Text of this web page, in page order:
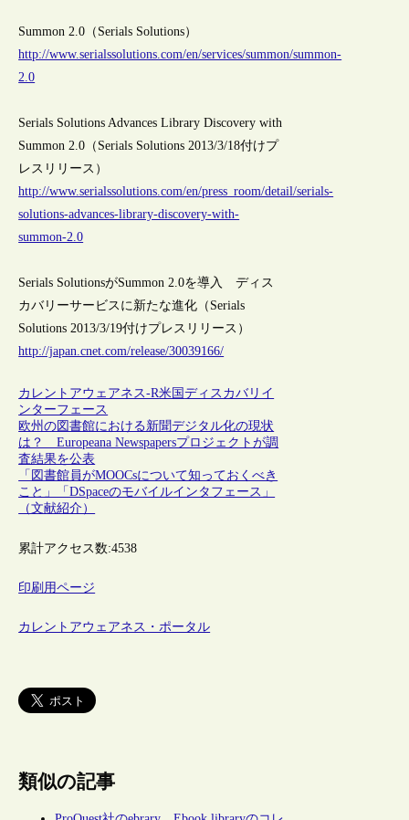
Summon 2.0（Serials Solutions）
http://www.serialssolutions.com/en/services/summon/summon-
2.0
Serials Solutions Advances Library Discovery with
Summon 2.0（Serials Solutions 2013/3/18付けプ
レスリリース）
http://www.serialssolutions.com/en/press_room/detail/serials-
solutions-advances-library-discovery-with-
summon-2.0
Serials SolutionsがSummon 2.0を導入 ディス
カバリーサービスに新たな進化（Serials
Solutions 2013/3/19付けプレスリリース）
http://japan.cnet.com/release/30039166/
カレントアウェアネス-R米国ディスカバリイ
ンターフェース
欧州の図書館における新聞デジタル化の現状
は？ Europeana Newspapersプロジェクトが調
査結果を公表
「図書館員がMOOCsについて知っておくべき
こと」「DSpaceのモバイルインタフェース」
（文献紹介）
累計アクセス数:4538
印刷用ページ
カレントアウェアネス・ポータル
類似の記事